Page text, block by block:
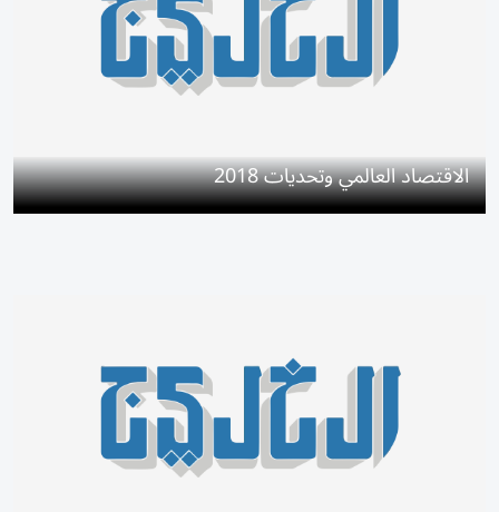
الاقتصاد العالمي وتحديات 2018